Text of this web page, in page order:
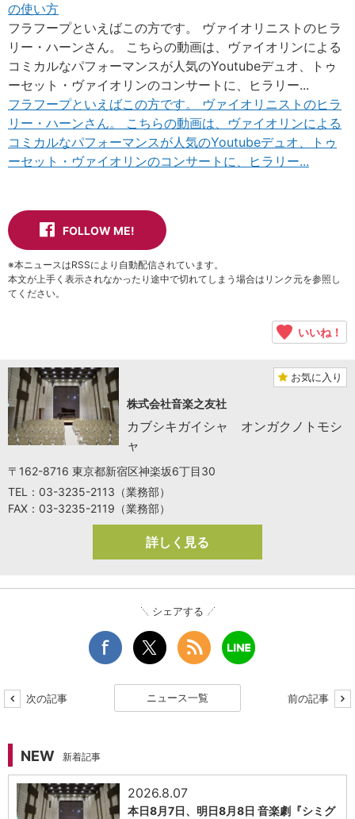
の使い方
フラフープといえばこの方です。 ヴァイオリニストのヒラ
リー・ハーンさん。 こちらの動画は、ヴァイオリンによる
コミカルなパフォーマンスが人気のYoutubeデュオ、トゥ
ーセット・ヴァイオリンのコンサートに、ヒラリー...
フラフープといえばこの方です。 ヴァイオリニストのヒラ
リー・ハーンさん。 こちらの動画は、ヴァイオリンによる
コミカルなパフォーマンスが人気のYoutubeデュオ、トゥ
ーセット・ヴァイオリンのコンサートに、ヒラリー...
FOLLOW ME!
※本ニュースはRSSにより自動配信されています。
本文が上手く表示されなかったり途中で切れてしまう場合はリンク元を参照し
てください。
いいね！
お気に入り
株式会社音楽之友社
カブシキガイシャ オンガクノトモシ
ャ
〒162-8716 東京都新宿区神楽坂6丁目30
TEL：03-3235-2113（業務部）
FAX：03-3235-2119（業務部）
詳しく見る
シェアする
次の記事 ニュース一覧 前の記事
NEW 新着記事
2026.8.07
本日8月7日、明日8月8日 音楽劇『シミグ